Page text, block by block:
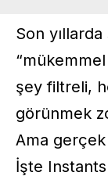
Son yıllarda
şey filtreli,
görünmek
Ama
İşte